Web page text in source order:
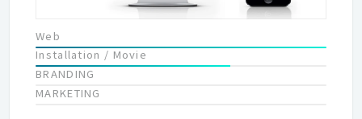
ます。 対話を重じて仕事をしています。 ■社員の傾向 web
取り組む人が多いです。 ■会社全体の社員構成 若手、中堅、
ベテランと、各層がいます。男女比は６：４くらい。 新卒の定
期採用と、中堅以上の定着率が多いのは弊社の特徴です。 ■web
チームの構成 P/DRが２名、Dが２名、エンジニアが１名で、外
Web
Installation / Movie
BRANDING
MARKETING